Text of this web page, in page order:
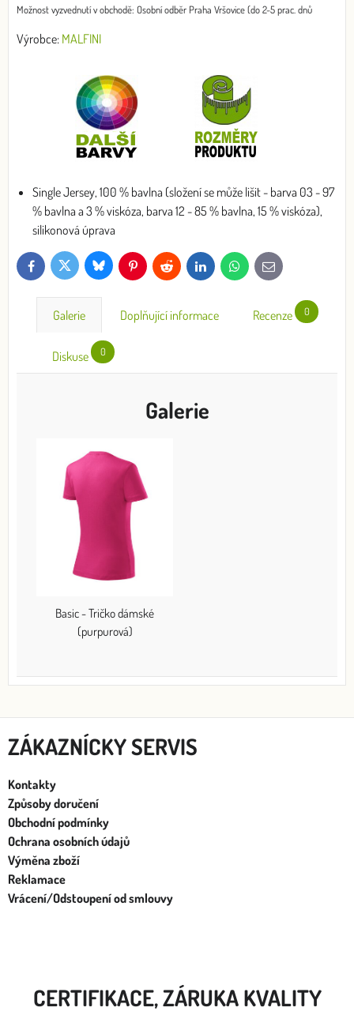
Osobní odběr Praha Vršovice (do 2-5 prac. dnů
Výrobce: MALFINI
Single Jersey, 100 % bavlna (složení se může lišit - barva 03 - 97
% bavlna a 3 % viskóza, barva 12 - 85 % bavlna, 15 % viskóza),
silikonová úprava
FacebookTwitter Bluesky PinterestReddit LinkedInWhatsApp
E-
mail
Galerie Doplňující informace Recenze 0
Diskuse 0
Galerie
Basic - Tričko dámské
(purpurová)
ZÁKAZNÍCKY SERVIS
Kontakty
Způsoby doručení
Obchodní podmínky
Ochrana osobních údajů
Výměna zboží
Reklamace
Vrácení/Odstoupení od smlouvy
CERTIFIKACE, ZÁRUKA KVALITY